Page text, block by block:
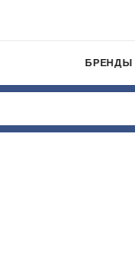
БРЕНДЫ